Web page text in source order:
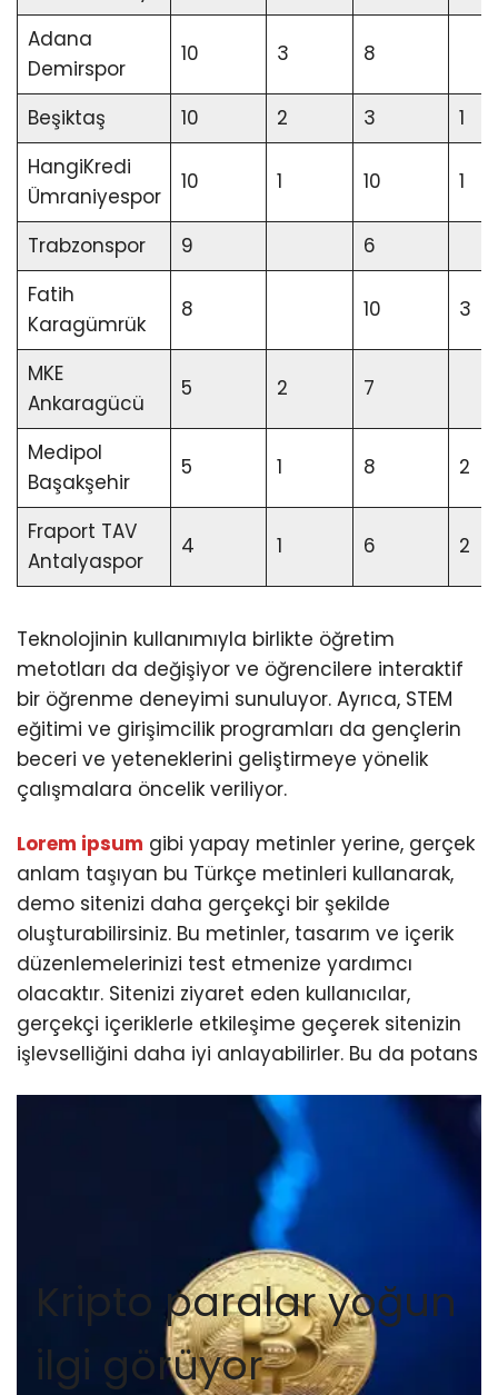
Adana
Demirspor
10 3 8
Beşiktaş 10 2 3
1
HangiKredi
Ümraniyespor
10 1 10 1
Trabzonspor 9
6
Fatih
Karagümrük
8 10 3
MKE
Ankaragücü
5 2 7
Medipol
Başakşehir
5 1 8 2
Fraport TAV
Antalyaspor
4 1 6 2
Teknolojinin kullanımıyla birlikte öğretim
metotları da değişiyor ve öğrencilere interaktif
bir öğrenme deneyimi sunuluyor. Ayrıca, STEM
eğitimi ve girişimcilik programları da gençlerin
beceri ve yeteneklerini geliştirmeye yönelik
çalışmalara öncelik veriliyor.
Lorem ipsum gibi yapay metinler yerine, gerçek
anlam taşıyan bu Türkçe metinleri kullanarak,
demo sitenizi daha gerçekçi bir şekilde
oluşturabilirsiniz. Bu metinler, tasarım ve içerik
düzenlemelerinizi test etmenize yardımcı
olacaktır. Sitenizi ziyaret eden kullanıcılar,
gerçekçi içeriklerle etkileşime geçerek sitenizin
işlevselliğini daha iyi anlayabilirler. Bu da potans
Kripto paralar yoğun
ilgi görüyor